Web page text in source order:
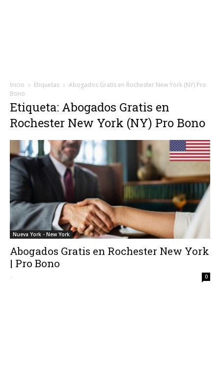
Inicio Etiquetas
Abogados Gratis en Rochester New York (NY) Pro
Bono
Etiqueta: Abogados Gratis en
Rochester New York (NY) Pro Bono
Nueva York - New York
Abogados Gratis en Rochester New York
| Pro Bono
- 0